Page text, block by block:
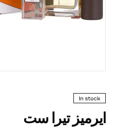
In stock
ايرميز تيرا ست